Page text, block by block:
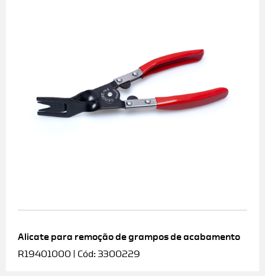
Alicate para remoção de grampos de acabamento
R19401000 | Cód: 3300229